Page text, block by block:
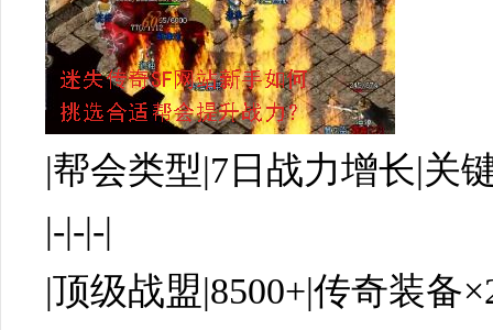
|帮会类型|7日战力增长|关
|-|-|-|
|顶级战盟|8500+|传奇装备